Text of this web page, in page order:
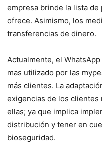
empresa brinde la lista
ofrece. Asimismo, los
transferencias de dinero.
Actualmente, el
mas utilizado por las
más clientes. La
exigencias de los clientes
ellas; ya que implica
distribución y tener en
bioseguridad.